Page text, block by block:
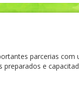
parcerias
preparados e